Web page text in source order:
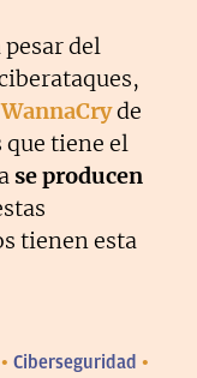
del
WannaCryde
que tiene el
se producen
tienen esta
Ciberseguridad